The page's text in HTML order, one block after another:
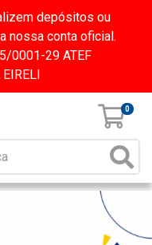
depósitos ou
nossa conta oficial.
0001-29 ATEF
0